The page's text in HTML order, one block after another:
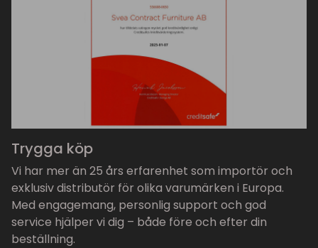
Trygga köp
Vi har mer än 25 års erfarenhet som importör och
exklusiv distributör för olika varumärken i Europa.
Med engagemang, personlig support och god
service hjälper vi dig – både före och efter din
beställning.